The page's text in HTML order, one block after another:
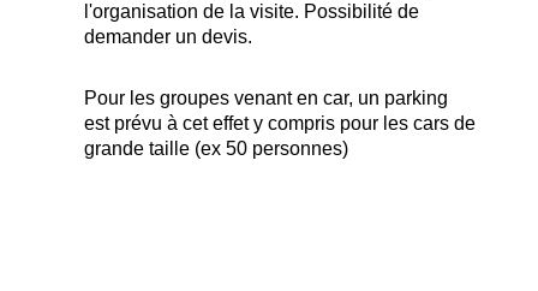
Le Jeu de la Sorcière
Jardins du Loriot, paradis des artistes
Paradis des peintres
Radios, TV, Presse aux Jardins du Loriot
l'organisation de la visite. Possibilité de
demander un devis.
Pour les groupes venant en car, un parking
est prévu à cet effet y compris pour les cars de
grande taille (ex 50 personnes)